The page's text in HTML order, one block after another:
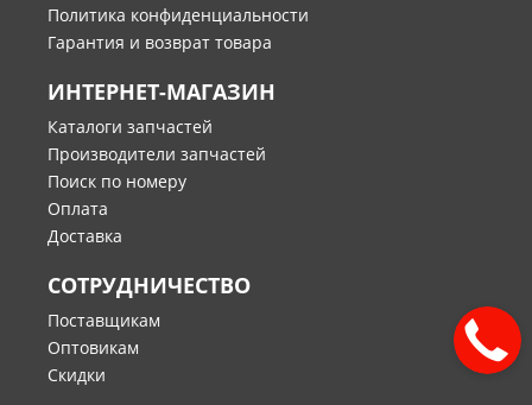
Политика конфиденциальности
Гарантия и возврат товара
ИНТЕРНЕТ-МАГАЗИН
Каталоги запчастей
Производители запчастей
Поиск по номеру
Оплата
Доставка
СОТРУДНИЧЕСТВО
Поставщикам
Оптовикам
Скидки